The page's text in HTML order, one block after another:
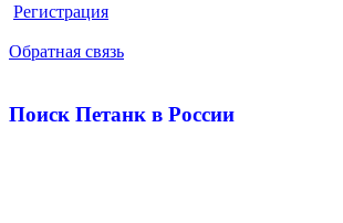
Регистрация
Обратная связь
Поиск Петанк в России